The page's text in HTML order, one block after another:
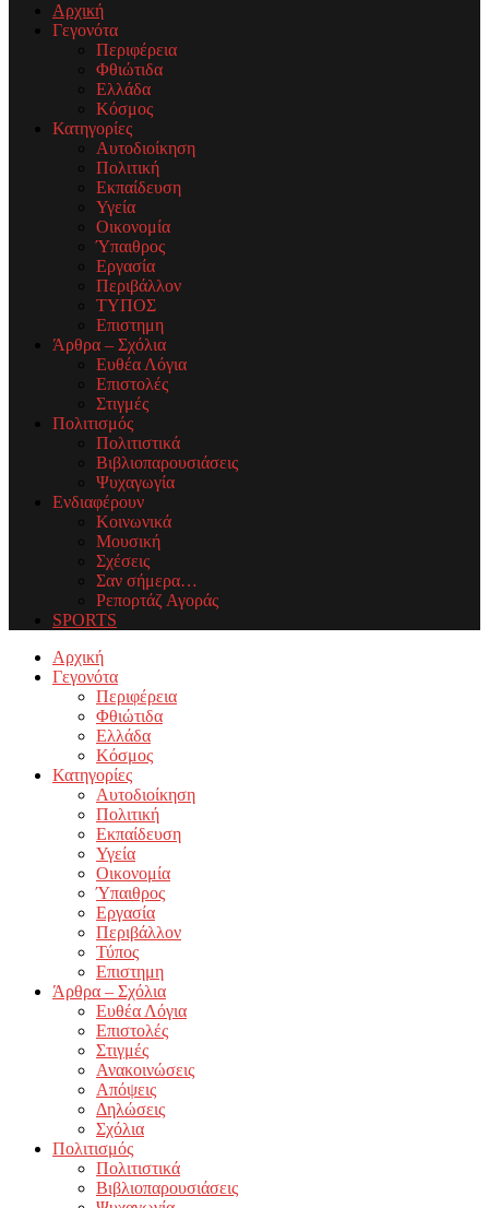
Αρχική
Γεγονότα
Περιφέρεια
Φθιώτιδα
Ελλάδα
Κόσμος
Κατηγορίες
Αυτοδιοίκηση
Πολιτική
Εκπαίδευση
Υγεία
Οικονομία
Ύπαιθρος
Εργασία
Περιβάλλον
ΤΥΠΟΣ
Επιστημη
Άρθρα – Σχόλια
Ευθέα Λόγια
Επιστολές
Στιγμές
Πολιτισμός
Πολιτιστικά
Βιβλιοπαρουσιάσεις
Ψυχαγωγία
Ενδιαφέρουν
Κοινωνικά
Μουσική
Σχέσεις
Σαν σήμερα…
Ρεπορτάζ Αγοράς
SPORTS
Facebook
Twitter
Instagram
Youtube
Email
Αρχική
Γεγονότα
Περιφέρεια
Φθιώτιδα
Ελλάδα
Κόσμος
Κατηγορίες
Αυτοδιοίκηση
Πολιτική
Εκπαίδευση
Υγεία
Οικονομία
Ύπαιθρος
Εργασία
Περιβάλλον
Τύπος
Επιστημη
Άρθρα – Σχόλια
Ευθέα Λόγια
Επιστολές
Στιγμές
Ανακοινώσεις
Απόψεις
Δηλώσεις
Σχόλια
Πολιτισμός
Πολιτιστικά
Βιβλιοπαρουσιάσεις